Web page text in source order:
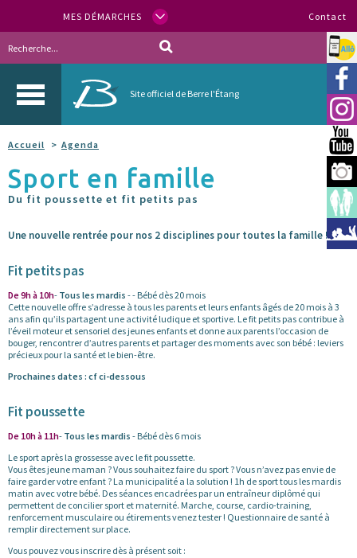
MES DÉMARCHES Contact
Site officiel de Berre l'Étang
Allo
Accueil Agenda
Sport en famille
Du fit poussette et fit petits pas
Une nouvelle rentrée pour nos 2 disciplines pour toutes la famille !
Fit petits pas
De 9h à 10h- Tous les mardis - - Bébé dès 20 mois
Cette nouvelle offre s’adresse à tous les parents et leurs enfants âgés de 20 mois à 3
ans afin qu’ils partagent une activité ludique et sportive. Le fit petits pas contribue à
l’éveil moteur et sensoriel des jeunes enfants et donne aux parents l’occasion de
bouger, rencontrer d’autres parents et partager des moments avec son bébé : leviers
précieux pour la santé et le bien-être.
Prochaines dates : cf ci-dessous
Fit poussette
De 10h à 11h- Tous les mardis - Bébé dès 6 mois
Le sport après la grossesse avec le fit poussette.
Vous êtes jeune maman ? Vous souhaitez faire du sport ? Vous n’avez pas envie de
faire garder votre enfant ? La municipalité a la solution ! 1h de sport tous les mardis
matin avec votre bébé. Des séances encadrées par un entraîneur diplômé qui
permettent de concilier sport et maternité. Marche, course, cardio-training,
renforcement musculaire ou étirements venez tester ! Questionnaire de santé à
remplir directement sur place.
Vous pouvez vous inscrire dès à présent soit :